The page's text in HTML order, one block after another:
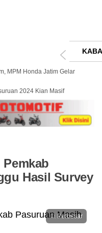
MPM Honda Jatim Gelar
2024 Kian Masif
Hasil Survey
Perbesar